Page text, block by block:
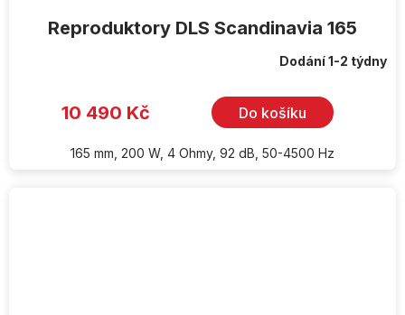
Reproduktory DLS Scandinavia 165
Dodání 1-2 týdny
10 490 Kč Do košíku
165 mm, 200 W, 4 Ohmy, 92 dB, 50-4500 Hz